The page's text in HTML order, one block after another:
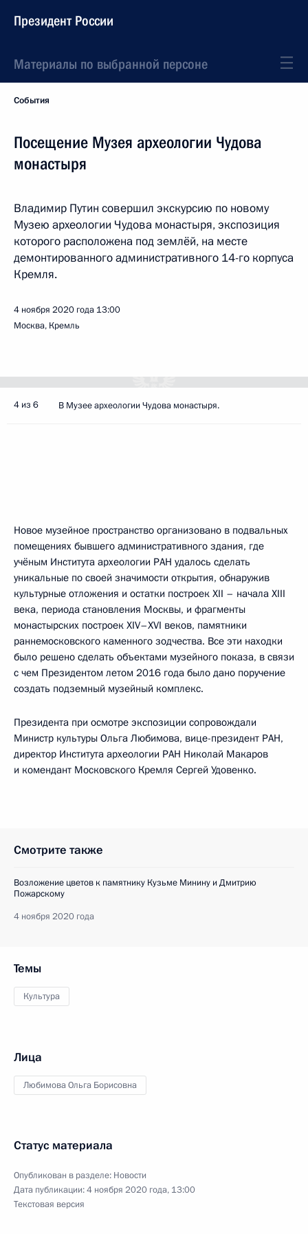
Президент России
Материалы по выбранной персоне
События
Посещение Музея археологии Чудова
монастыря
Владимир Путин совершил экскурсию по новому
Музею археологии Чудова монастыря, экспозиция
которого расположена под землёй, на месте
демонтированного административного 14-го корпуса
Кремля.
4 ноября 2020 года 13:00
Москва, Кремль
4 из 6 В Музее археологии Чудова монастыря.
Новое музейное пространство организовано в подвальных
помещениях бывшего административного здания, где
учёным Института археологии РАН удалось сделать
уникальные по своей значимости открытия, обнаружив
культурные отложения и остатки построек XII – начала XIII
века, периода становления Москвы, и фрагменты
монастырских построек XIV–XVI веков, памятники
раннемосковского каменного зодчества. Все эти находки
было решено сделать объектами музейного показа, в связи
с чем Президентом летом 2016 года было дано поручение
создать подземный музейный комплекс.
Президента при осмотре экспозиции сопровождали
Министр культуры Ольга Любимова, вице-президент РАН,
директор Института археологии РАН Николай Макаров
и комендант Московского Кремля Сергей Удовенко.
Смотрите также
Возложение цветов к памятнику Кузьме Минину и Дмитрию
Пожарскому
4 ноября 2020 года
Темы
Культура
Лица
Любимова Ольга Борисовна
Статус материала
Опубликован в разделе: Новости
Дата публикации:4 ноября 2020 года, 13:00
Текстовая версия